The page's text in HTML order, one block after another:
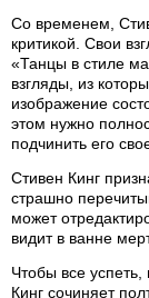
Со временем,
критикой. Свои
«Танцы в стиле
взгляды, из
изображение
этом нужно
подчинить его
Стивен Кинг
страшно
может
видит в ванне
Чтобы все успеть,
Кинг сочиняет